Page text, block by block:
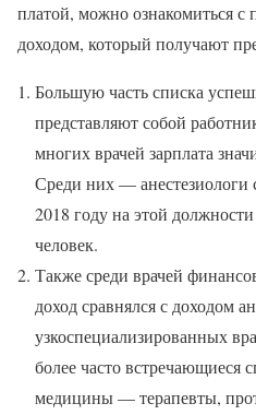
платой, можно ознакомиться с
доходом, который получают
Большую часть списка
представляют собой
многих врачей зарплата
Среди них — анестезиологи
2018 году на этой
человек.
Также среди врачей
доход сравнялся с доходом
узкоспециализированных
более часто встречающиеся
медицины — терапевты,